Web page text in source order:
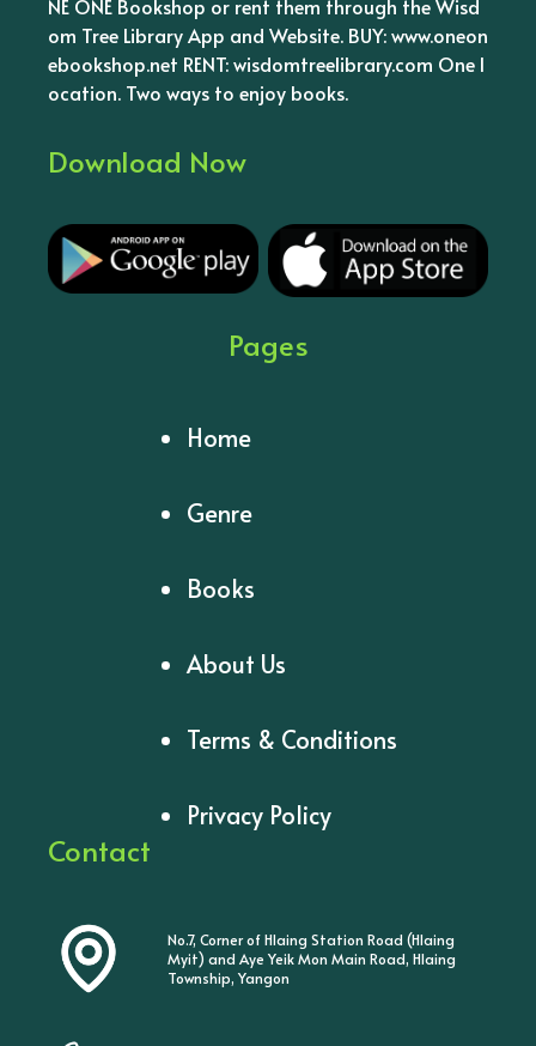
NE ONE Bookshop or rent them through the Wisd
om Tree Library App and Website. BUY: www.oneon
ebookshop.net RENT: wisdomtreelibrary.com One l
ocation. Two ways to enjoy books.
Download Now
Pages
Home
Genre
Books
About Us
Terms & Conditions
Privacy Policy
Contact
No.7, Corner of Hlaing Station Road (Hlaing
Myit) and Aye Yeik Mon Main Road, Hlaing
Township, Yangon